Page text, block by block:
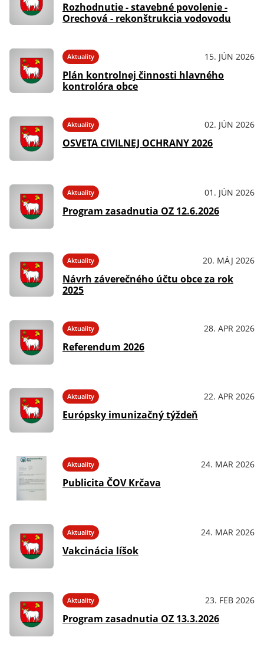
Rozhodnutie - stavebné povolenie -
Orechová - rekonštrukcia vodovodu
Aktuality 15. JÚN 2026
Plán kontrolnej činnosti hlavného
kontrolóra obce
Aktuality 02. JÚN 2026
OSVETA CIVILNEJ OCHRANY 2026
Aktuality 01. JÚN 2026
Program zasadnutia OZ 12.6.2026
Aktuality 20. MÁJ 2026
Návrh záverečného účtu obce za rok
2025
Aktuality 28. APR 2026
Referendum 2026
Aktuality 22. APR 2026
Európsky imunizačný týždeň
Aktuality 24. MAR 2026
Publicita ČOV Krčava
Aktuality 24. MAR 2026
Vakcinácia líšok
Aktuality 23. FEB 2026
Program zasadnutia OZ 13.3.2026